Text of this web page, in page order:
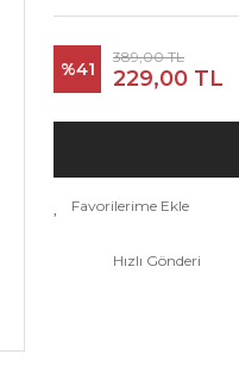
%41
389,00 TL
229,00 TL
Hızlı Gönderi